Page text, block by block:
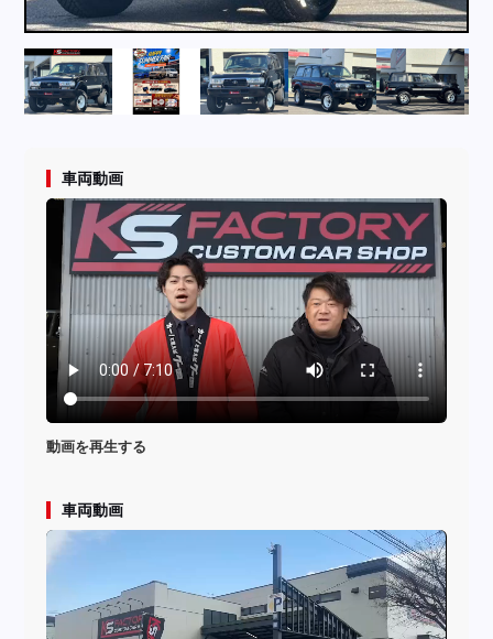
店舗問い合わせ
車両動画
動画を再生する
車両動画